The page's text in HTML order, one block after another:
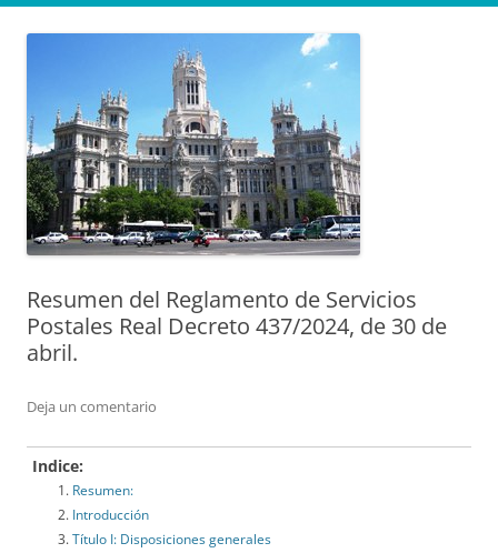
Resumen del Reglamento de Servicios
Postales Real Decreto 437/2024, de 30 de
abril.
Deja un comentario
Indice:
Resumen:
Introducción
Título I: Disposiciones generales